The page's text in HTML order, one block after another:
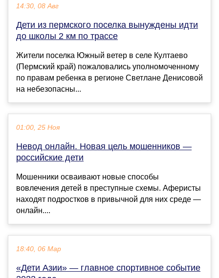
14:30, 08 Авг
Дети из пермского поселка вынуждены идти
до школы 2 км по трассе
Жители поселка Южный ветер в селе Култаево
(Пермский край) пожаловались уполномоченному
по правам ребенка в регионе Светлане Денисовой
на небезопасны...
01:00, 25 Ноя
Невод онлайн. Новая цель мошенников —
российские дети
Мошенники осваивают новые способы
вовлечения детей в преступные схемы. Аферисты
находят подростков в привычной для них среде —
онлайн....
18:40, 06 Мар
«Дети Азии» — главное спортивное событие